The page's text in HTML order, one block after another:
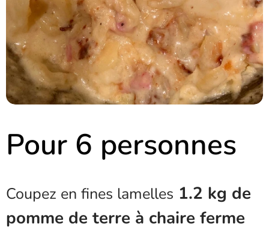
Pour 6 personnes
Coupez en fines lamelles 1.2 kg de
pomme de terre à chaire ferme